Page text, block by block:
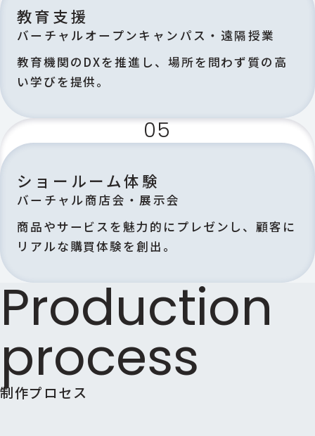
教育支援
バーチャルオープンキャンパス・遠隔授業
教育機関のDXを推進し、場所を問わず質の高
い学びを提供。
05
ショールーム体験
バーチャル商店会・展示会
商品やサービスを魅力的にプレゼンし、顧客に
リアルな購買体験を創出。
Production
process
制作プロセス